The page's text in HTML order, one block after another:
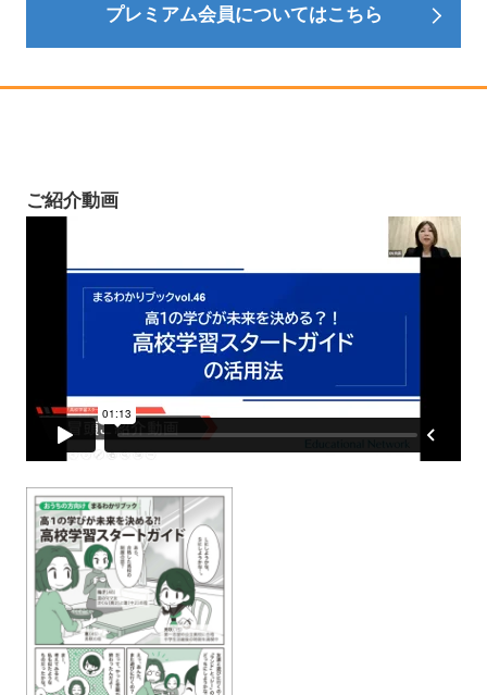
プレミアム会員についてはこちら
ご紹介動画